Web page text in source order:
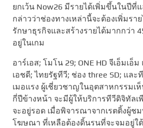
ยกเว้น Now26 มีรายได้เพิ่มขึ้นในปีที่
กล่าวว่าช่องทางเหล่านี้จะต้องเพิ่มราย
รักษาธุรกิจและสร้างรายได้มากกว่า
อยู่ในเกม
อาร์เอส; โมโน 29; ONE HD จีเอ็มเ
เอชดี; ไทยรัฐทีวี; ช่อง three SD; และ
เมอแรง ผู้เชี่ยวชาญในอุตสาหกรรมเ
กี่ปีข้างหน้า จะมีผู้ให้บริการทีวีดิจิทัลเ
จะอยู่รอด เมื่อพิจารณาจากเรตติ้งผู้ช
โฆษณา ที่เหลือต้องดิ้นรนที่จะจมอยู่ใ